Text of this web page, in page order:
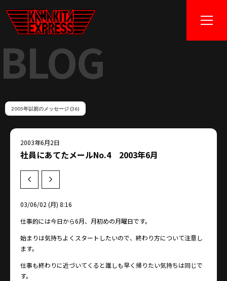
BLOG
2005年以前のメッセージ (36)
2003年6月2日
社員にあてたメールNo.4 2003年6月
Prev Next
03/06/02 (月) 8:16
仕事的には今日から6月、月初めの月曜日です。
始まりは気持ちよくスタートしたいので、終わり方について注意し
ます。
仕事も終わりに近づいてくると誰しも早く帰りたい気持ちは同じで
す。